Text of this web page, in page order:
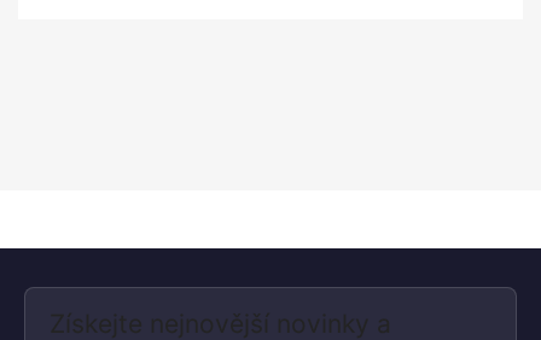
Získejte nejnovější novinky a